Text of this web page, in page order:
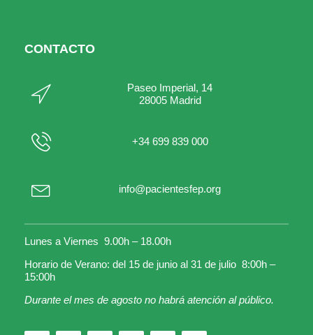
CONTACTO
Paseo Imperial, 14
28005 Madrid
+34 699 839 000
info@pacientesfep.org
Lunes a Viernes 9.00h – 18.00h
Horario de Verano: del 15 de junio al 31 de julio 8:00h –
15:00h
Durante el mes de agosto no habrá atención al público.